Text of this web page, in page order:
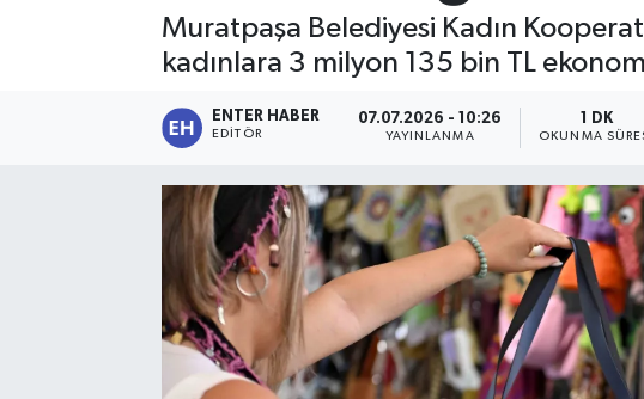
Muratpaşa Belediyesi Kadın
kadınlara 3 milyon 135 bin TL
ENTER HABER
EDITÖR
07.07.2026 - 10:26
YAYINLANMA
1 DK
OKUNMA
KÜLTÜR SANAT